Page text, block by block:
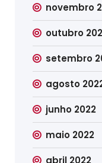
novembro
outubro
setembro
agosto
junho 2022
maio 2022
abril 2022